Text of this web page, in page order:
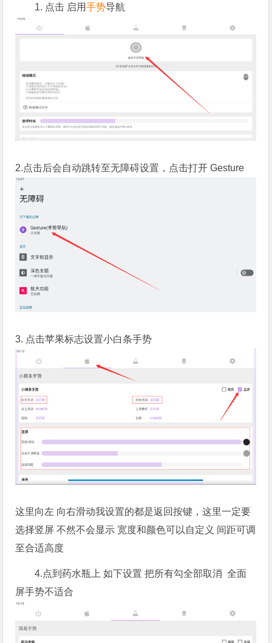
1. 点击 启用手势导航
2.点击后会自动跳转至无障碍设置，点击打开 Gesture
3. 点击苹果标志设置小白条手势
这里向左 向右滑动我设置的都是返回按键，这里一定要
选择竖屏 不然不会显示 宽度和颜色可以自定义 间距可调
至合适高度
4.点到药水瓶上 如下设置 把所有勾全部取消 全面
屏手势不适合